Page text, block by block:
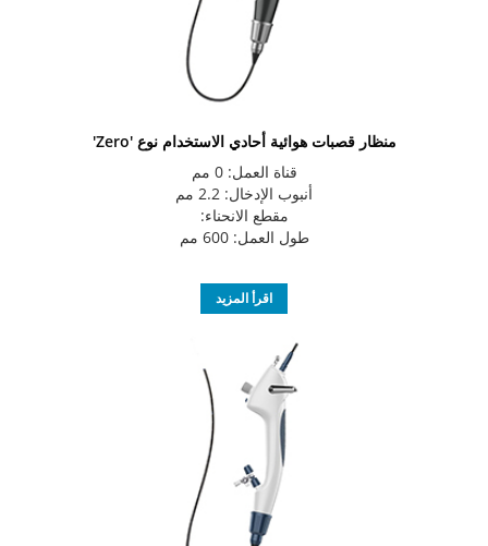
منظار قصبات هوائية أحادي الاستخدام نوع 'Zero'
قناة العمل: 0 مم
أنبوب الإدخال: 2.2 مم
مقطع الانحناء:
طول العمل: 600 مم
اقرأ المزيد